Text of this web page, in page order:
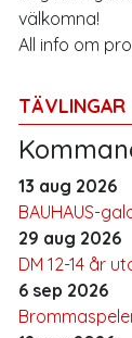
välkomna!
All info om
TÄVLINGAR
13 aug 2026
BAUHAUS-
29 aug 2026
DM 12-14 år
6 sep 2026